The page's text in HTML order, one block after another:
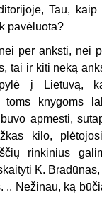
Tau,
pavėluota?
per anksti, nei
tai ir kiti neką
į Lietuvą,
toms knygoms
apmesti,
kilo,
rinkinius
K.
.. Nežinau, ką